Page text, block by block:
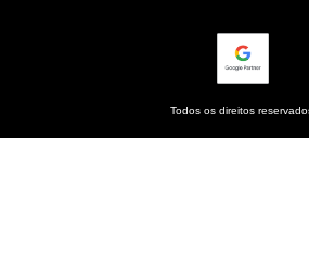
Todos os direitos